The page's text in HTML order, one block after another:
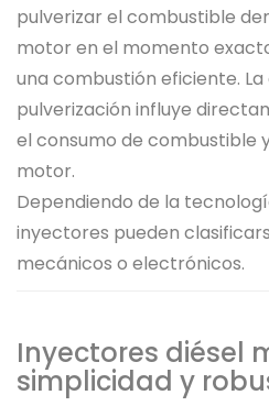
pulverizar el combustible
motor en el momento
una combustión eficiente.
pulverización influye
el consumo de combustible
motor.
Dependiendo de la
inyectores pueden
mecánicos o electrónicos.
Inyectores diésel
simplicidad y